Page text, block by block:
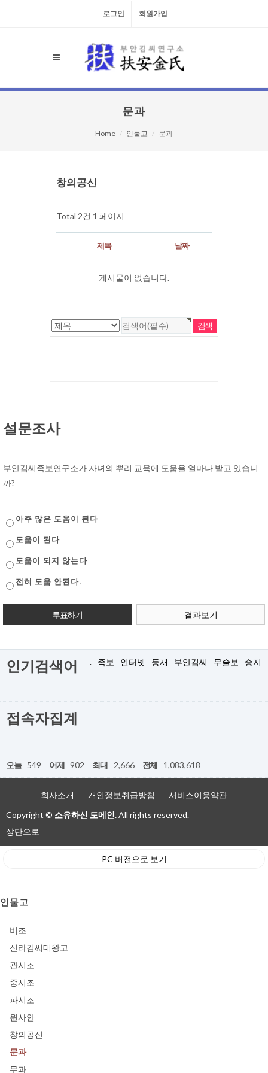
로그인 회원가입
문과
Home 인물고 문과
창의공신
Total 2건 1 페이지
제목 날짜
게시물이 없습니다.
설문조사
부안김씨족보연구소가 자녀의 뿌리 교육에 도움을 얼마나 받고 있습니
까?
아주 많은 도움이 된다
도움이 된다
도움이 되지 않는다
전혀 도움 안된다.
결과보기
인기검색어 . 족보 인터넷 등재 부안김씨 무술보 승지
접속자집계
오늘 549 어제 902 최대 2,666 전체 1,083,618
회사소개 개인정보취급방침
서비스이용약관
Copyright © 소유하신 도메인.All rights reserved.
상단으로
PC 버전으로 보기
인물고
비조
신라김씨대왕고
관시조
중시조
파시조
원사안
창의공신
문과
무과